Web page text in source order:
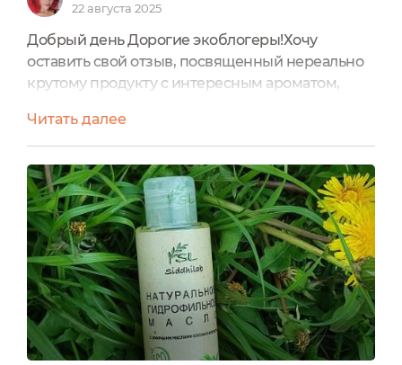
22 августа 2025
Добрый день Дорогие экоблогеры!Хочу
оставить свой отзыв, посвященный нереально
крутому продукту с интересным ароматом,
быстродействующем эффектом Натуральное
гидрофильное масло, с эфирными маслами
сосны и апельсина SiddhiLabОсновная
информацияПервый этап очищения кожи.
Гидрофильное масло очищает кожу от
декоративной косметики (в том числе
водостойкого макияжа),...
Читать далее